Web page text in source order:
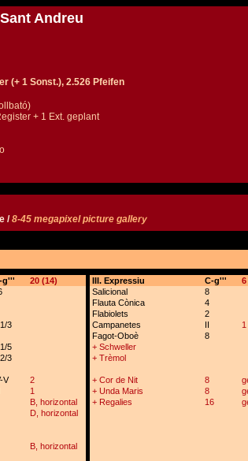
Andreu
(+ 1 Sonst.), 2.526 Pfeifen
+ 1 Ext. geplant
/8-45 megapixel picture gallery
g''' 20 (14) III. Expressiu C-g''' 6
Salicional 8
Flauta Cònica 4
Flabiolets 2
3 Campanetes II
Fagot-Oboè 8
5 + Schweller
3 + Trèmol
V 2 + Cor de Nit 8
1 + Unda Maris 8
B, horizontal + Regalies 16
D, horizontal
B, horizontal